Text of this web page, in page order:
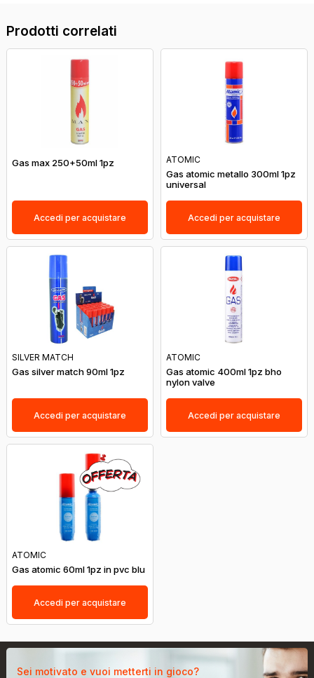
Prodotti correlati
Gas max 250+50ml 1pz
Accedi per acquistare
ATOMIC
Gas atomic metallo 300ml 1pz
universal
Accedi per acquistare
SILVER MATCH
Gas silver match 90ml 1pz
Accedi per acquistare
ATOMIC
Gas atomic 400ml 1pz bho
nylon valve
Accedi per acquistare
ATOMIC
Gas atomic 60ml 1pz in pvc blu
Accedi per acquistare
Sei motivato e vuoi metterti in gioco?